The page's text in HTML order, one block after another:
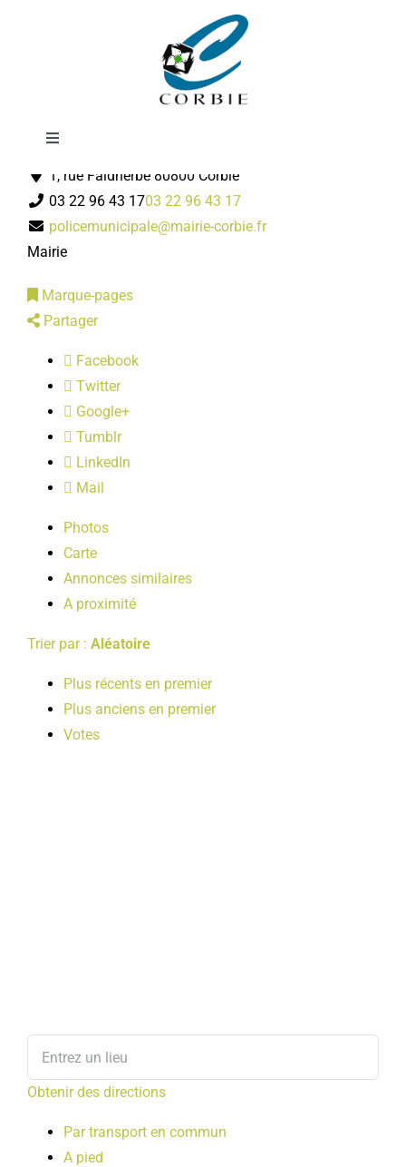
Toggle
Mairie
DÉMARCHES ADMINISTRATIVES
SERVICES MUNICIPAUX
PRATIQUE
PUBLICATIONS
Police municipale
1, rue Faidherbe 80800 Corbie
03 22 96 43 1703 22 96 43 17
policemunicipale@mairie-corbie.fr
Mairie
Marque-pages
Partager
Facebook
Twitter
Google+
Tumblr
LinkedIn
Mail
Photos
Carte
Annonces similaires
A proximité
Trier par : Aléatoire
Plus récents en premier
Plus anciens en premier
Votes
Obtenir des directions
Par transport en commun
A pied